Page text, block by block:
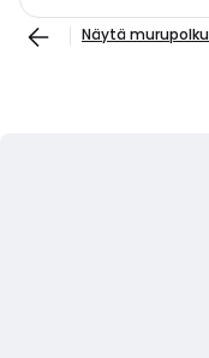
Näytä murupolku